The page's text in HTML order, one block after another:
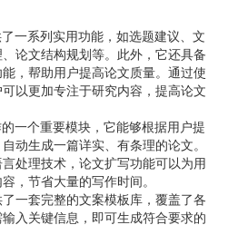
一系列实用功能，如选题建议、文
论文结构规划等。此外，它还具备
，帮助用户提高论文质量。通过使
以更加专注于研究内容，提高论文
一个重要模块，它能够根据用户提
动生成一篇详实、有条理的论文。
处理技术，论文扩写功能可以为用
，节省大量的写作时间。
一套完整的文案模板库，覆盖了各
入关键信息，即可生成符合要求的